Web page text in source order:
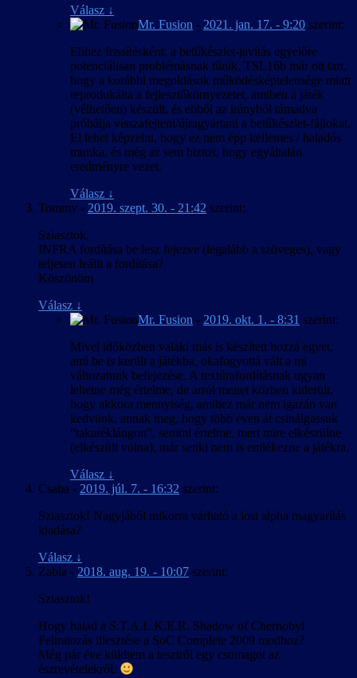
Válasz ↓
Mr. Fusion - 2021. jan. 17. - 9:20 szerint:
Ehhez frissítésként: a betűkészlet-javítás egyelőre
potenciálisan problémásnak tűnik, TSL16b már ott tart,
hogy a korábbi megoldások működésképtelensége miatt
reprodukálta a fejlesztőkörnyezetet, amiben a játék
(vélhetően) készült, és ebből az irányból támadva
próbálja visszafejteni/újragyártani a betűkészlet-fájlokat.
El lehet képzelni, hogy ez nem épp kellemes / haladós
munka, és még az sem biztos, hogy egyáltalán
eredményre vezet.
Válasz ↓
Tommy - 2019. szept. 30. - 21:42 szerint:
Sziasztok,
INFRA fordítása be lesz fejezve (legalább a szöveges), vagy
teljesen leállt a fordítása?
Köszönöm
Válasz ↓
Mr. Fusion - 2019. okt. 1. - 8:31 szerint:
Mivel időközben valaki más is készített hozzá egyet,
ami be is került a játékba, okafogyottá vált a mi
változatunk befejezése. A textúrafordításnak ugyan
lehetne még értelme, de arról menet közben kiderült,
hogy akkora mennyiség, amihez már nem igazán van
kedvünk, annak meg, hogy több éven át csinálgassuk
“takaréklángon”, semmi értelme, mert mire elkészülne
(elkészült volna), már senki nem is emlékezne a játékra.
Válasz ↓
Csaba - 2019. júl. 7. - 16:32 szerint:
Sziasztok! Nagyjából mikorra várható a lost alpha magyarítás
kiadása?
Válasz ↓
Zabla - 2018. aug. 19. - 10:07 szerint:
Sziasztok!
Hogy halad a S.T.A.L.K.E.R. Shadow of Chernobyl
Feliratozás illesztése a SoC Complete 2009 modhoz?
Még pár éve küldtem a tesztről egy csomagot az
észrevételekről.